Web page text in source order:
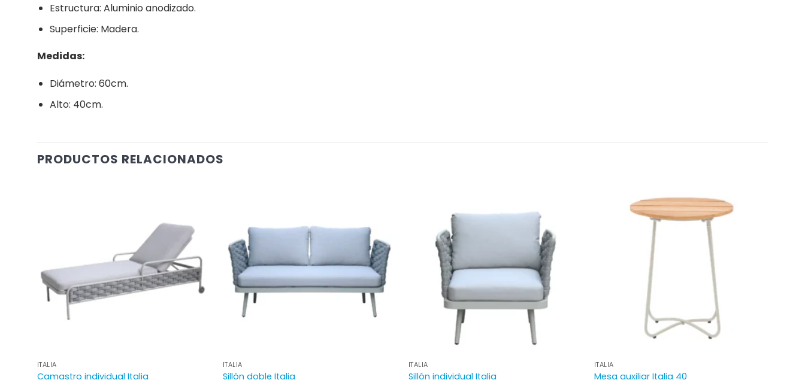
Estructura: Aluminio anodizado.
Superficie: Madera.
Medidas:
Diámetro: 60cm.
Alto: 40cm.
PRODUCTOS RELACIONADOS
ITALIA
Camastro individual Italia
ITALIA
Sillón doble Italia
ITALIA
Sillón individual Italia
ITALIA
Mesa auxiliar Italia 40